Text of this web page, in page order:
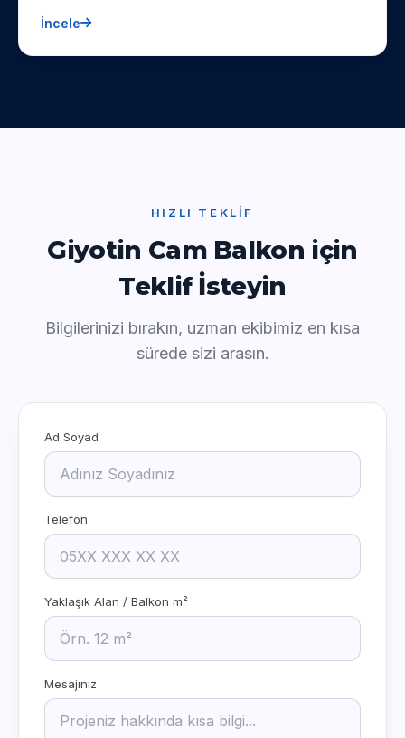
İncele
HIZLI TEKLIF
Giyotin Cam Balkon için
Teklif İsteyin
Bilgilerinizi bırakın, uzman ekibimiz en kısa
sürede sizi arasın.
Ad Soyad
Telefon
Yaklaşık Alan / Balkon m²
Mesajınız